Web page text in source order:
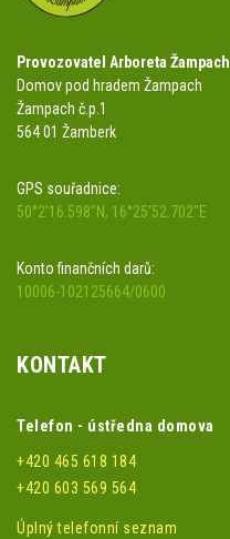
Provozovatel Arboreta Žampach
Domov pod hradem Žampach
Žampach č.p.1
564 01 Žamberk
GPS souřadnice:
50°2'16.598"N, 16°25'52.702"E
Konto finančních darů:
10006-102125664/0600
KONTAKT
Telefon - ústředna domova
+420 465 618 184
+420 603 569 564
Úplný telefonní seznam